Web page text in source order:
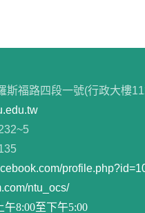
斯福路四段一號(行政大樓
ntu_ocs/
8:00至下午5:00